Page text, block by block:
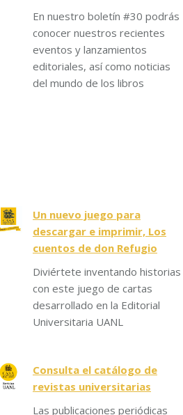
En nuestro boletín #30 podrás
conocer nuestros recientes
eventos y lanzamientos
editoriales, así como noticias
del mundo de los libros
Un nuevo juego para
descargar e imprimir, Los
cuentos de don Refugio
Diviértete inventando historias
con este juego de cartas
desarrollado en la Editorial
Universitaria UANL
Consulta el catálogo de
revistas universitarias
Las publicaciones periódicas